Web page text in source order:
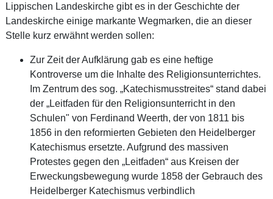
Lippischen Landeskirche gibt es in der Geschichte der
Landeskirche einige markante Wegmarken, die an dieser
Stelle kurz erwähnt werden sollen:
Zur Zeit der Aufklärung gab es eine heftige
Kontroverse um die Inhalte des Religionsunterrichtes.
Im Zentrum des sog. „Katechismusstreites“ stand dabei
der „Leitfaden für den Religionsunterricht in den
Schulen" von Ferdinand Weerth, der von 1811 bis
1856 in den reformierten Gebieten den Heidelberger
Katechismus ersetzte. Aufgrund des massiven
Protestes gegen den „Leitfaden“ aus Kreisen der
Erweckungsbewegung wurde 1858 der Gebrauch des
Heidelberger Katechismus verbindlich